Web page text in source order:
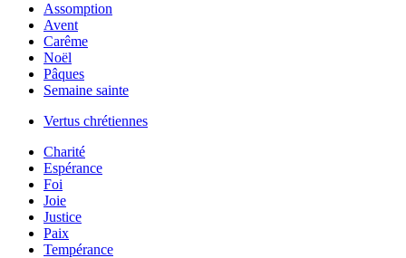
Assomption
Avent
Carême
Noël
Pâques
Semaine sainte
Vertus chrétiennes
Charité
Espérance
Foi
Joie
Justice
Paix
Tempérance